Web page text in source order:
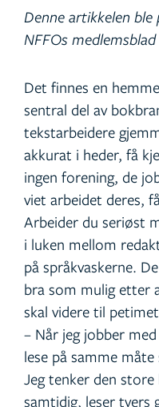
Denne artikkelen
NFFOs
Det finnes en
sentral del av
tekstarbeidere
akkurat i heder, få
ingen forening, de
viet arbeidet deres,
Arbeider du seriøst
i luken mellom
på språkvaskerne.
bra som mulig etter
skal videre til
– Når jeg jobber
lese på samme
Jeg tenker den
samtidig, leser tvers